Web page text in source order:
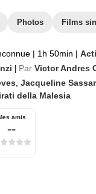
Photos Films
| 1h 50min |
Par Victor Andres
Jacqueline
della Malesia
amis
--